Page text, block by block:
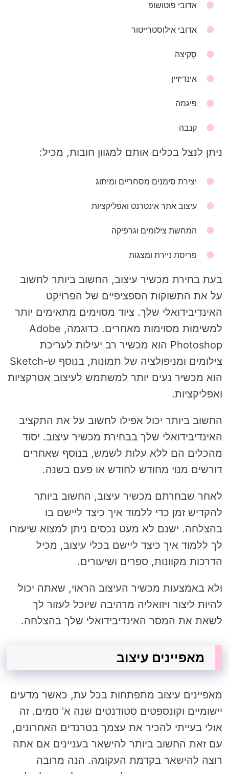
אדובי פוטושופ
אדובי אילוסטרייטור
סְקִיצָה
אינדיזיין
פיגמה
קנבה
ניתן לנצל בכלים אותם למגוון חובות, מכיל:
יצירת סימנים מסחריים ומיתוג
עיצוב אתר אינטרנט ואפליקציות
המחשת צילומים וגרפיקה
פריסת ניירת ומצגות
בעת בחירת מכשיר עיצוב, החשוב ביותר לחשוב
על את התשוקות הספציפיים של הפרויקט
האינדיבידואלי שלך. ציוד מסוימים מתאימים יותר
למשימות מסוימות מאחרים. כדוגמה, Adobe
Photoshop הוא מכשיר רב יעילות לעריכת
צילומים ומניפולציה של תמונות, בנוסף ש-Sketch
הוא מכשיר נעים יותר למשתמש לעיצוב אטרקציות
ואפליקציות.
החשוב ביותר יכול אפילו לחשוב על את התקציב
האינדיבידואלי שלך בבחירת מכשיר עיצוב. יסוד
מהכלים הם ללא עלות לשמש, בנוסף שאחרים
דורשים מנוי מחודש לחודש או פעם בשנה.
לאחר שבחרתם מכשיר עיצוב, החשוב ביותר
להקדיש זמן כדי ללמוד איך כיצד ליישם בו
בהצלחה. ישנם לא מעט נכסים ניתן למצוא שיעזרו
לך ללמוד איך כיצד ליישם בכלי עיצוב, מכיל
הדרכות מקוונות, ספרים ושיעורים.
ולא באמצעות מכשיר העיצוב הראוי, שאתה יכול
להיות ליצור ויזואליה מרהיבה שיוכל לעזור לך
לשאת את המסר האינדיבידואלי שלך בהצלחה.
מאפיינים עיצוב
מאפיינים עיצוב מתפתחות בכל עת, כאשר מדעים
יישומיים וקונספטים סטודנטים שנה א' סמים. זה
אולי בעייתי להכיר את עצמך בטרנדים האחרונים,
עם זאת החשוב ביותר להישאר בעניינים אם אתה
רוצה להישאר בקדמת העקומה. הנה מרובה